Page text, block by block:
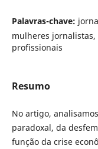
Palavras-chave:
mulheres
profissionais
Resumo
No artigo,
paradoxal, da
função da crise